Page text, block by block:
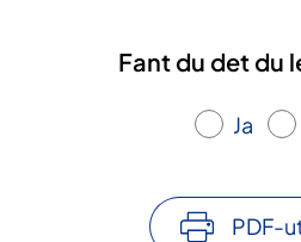
Fant du det du
Ja
PDF-